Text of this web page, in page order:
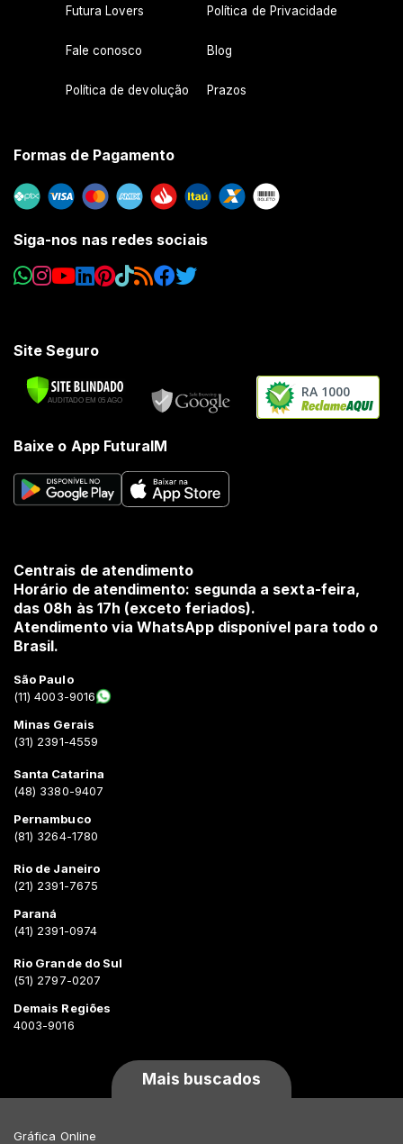
Futura Lovers Política de Privacidade
Fale conosco Blog
Política de devolução Prazos
Formas de Pagamento
Siga-nos nas redes sociais
Site Seguro
RA 1000
Baixe o App FuturaIM
Centrais de atendimento
Horário de atendimento: segunda a sexta-feira,
das 08h às 17h (exceto feriados).
Atendimento via WhatsApp disponível para todo o
Brasil.
São Paulo
(11) 4003-9016
Minas Gerais
(31) 2391-4559
Santa Catarina
(48) 3380-9407
Pernambuco
(81) 3264-1780
Rio de Janeiro
(21) 2391-7675
Paraná
(41) 2391-0974
Rio Grande do Sul
(51) 2797-0207
Demais Regiões
4003-9016
Mais buscados
Gráfica Online